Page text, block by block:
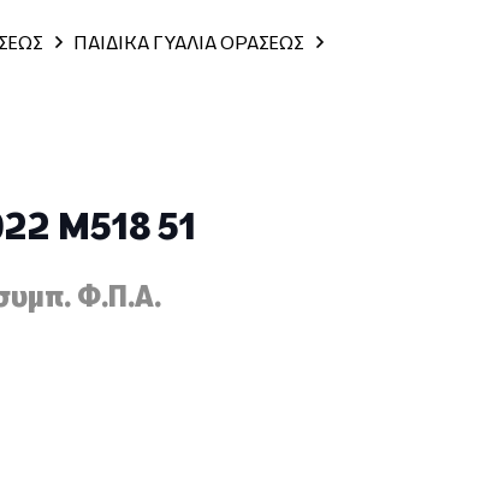
ΠΑΙΔΙΚΑ ΓΥΑΛΙΑ ΟΡΑΣΕΩΣ
M518 51
τρέχουσα
Φ.Π.Α.